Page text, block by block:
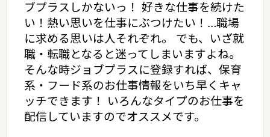
ブプラスしかないっ！ 好きな仕事を続けた
い！熱い思いを仕事にぶつけたい！…職場
に求める思いは人それぞれ。 でも、いざ就
職・転職となると迷ってしまいますよね。
そんな時ジョブプラスに登録すれば、保育
系・フード系のお仕事情報をいち早くキャ
ッチできます！ いろんなタイプのお仕事を
配信していますのでオススメです。